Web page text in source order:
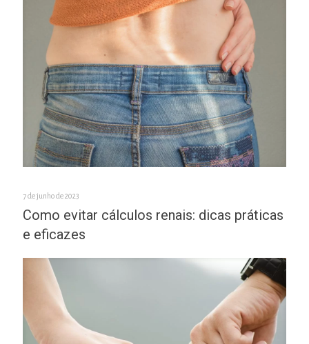
7 de junho de 2023
Como evitar cálculos renais: dicas práticas
e eficazes